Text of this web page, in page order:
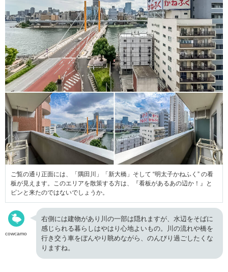
ご覧の通り正面には、「隅田川」「新大橋」そして “明太子かねふく” の看
板が見えます。このエリアを散策する方は、『看板があるあの辺か！』と
ピンと来たのではないでしょうか。
cowcamo
右側には建物があり川の一部は隠れますが、水辺をそばに
感じられる暮らしはやはり心地よいもの。川の流れや橋を
行き交う車をぼんやり眺めながら、のんびり過ごしたくな
りますね。